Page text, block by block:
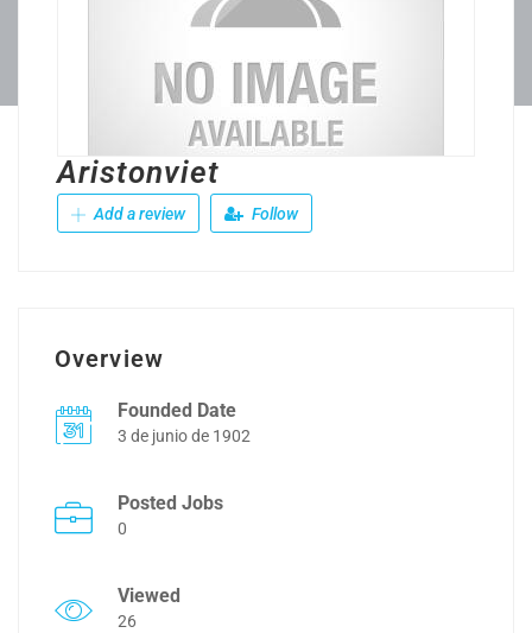
Aristonviet
Add a review Follow
Overview
Founded Date
3 de junio de 1902
Posted Jobs
0
Viewed
26